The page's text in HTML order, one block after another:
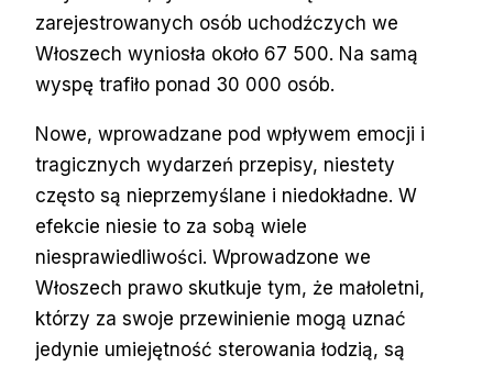
zarejestrowanych osób uchodźczych we
Włoszech wyniosła około 67 500. Na samą
wyspę trafiło ponad 30 000 osób.
Nowe, wprowadzane pod wpływem emocji i
tragicznych wydarzeń przepisy, niestety
często są nieprzemyślane i niedokładne. W
efekcie niesie to za sobą wiele
niesprawiedliwości. Wprowadzone we
Włoszech prawo skutkuje tym, że małoletni,
którzy za swoje przewinienie mogą uznać
jedynie umiejętność sterowania łodzią, są